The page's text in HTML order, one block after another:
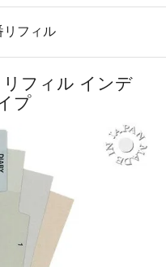
リフィル
フィル インデ
プ